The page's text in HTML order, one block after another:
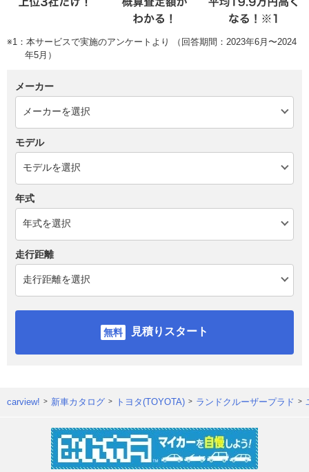
※1：本サービスで実施のアンケートより （回答期間：2023年6月〜2024
年5月）
メーカー
モデル
年式
走行距離
見積りスタート
carview! 新車カタログ トヨタ(TOYOTA) ランドクルーザープラド